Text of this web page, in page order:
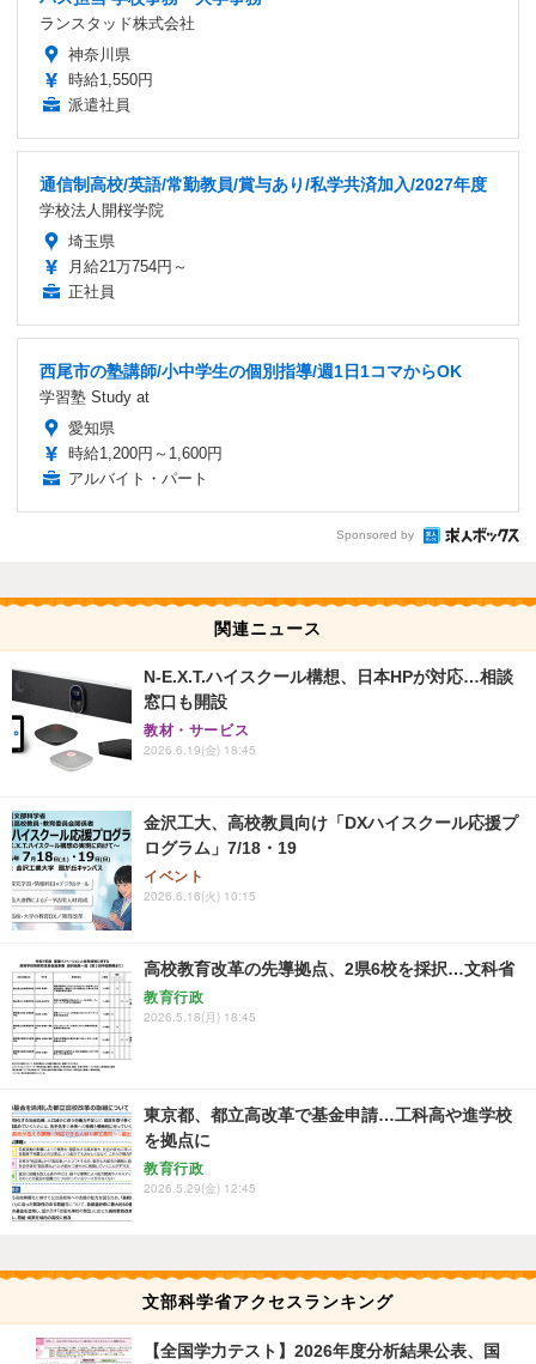
ランスタッド株式会社
神奈川県
時給1,550円
派遣社員
通信制高校/英語/常勤教員/賞与あり/私学共済加入/2027年度
学校法人開桜学院
埼玉県
月給21万754円～
正社員
西尾市の塾講師/小中学生の個別指導/週1日1コマからOK
学習塾 Study at
愛知県
時給1,200円～1,600円
アルバイト・パート
Sponsored by
関連ニュース
N-E.X.T.ハイスクール構想、日本HPが対応…相談
窓口も開設
教材・サービス
2026.6.19(金) 18:45
金沢工大、高校教員向け「DXハイスクール応援プ
ログラム」7/18・19
イベント
2026.6.16(火) 10:15
高校教育改革の先導拠点、2県6校を採択…文科省
教育行政
2026.5.18(月) 18:45
東京都、都立高改革で基金申請…工科高や進学校
を拠点に
教育行政
2026.5.29(金) 12:45
文部科学省アクセスランキング
【全国学力テスト】2026年度分析結果公表、国